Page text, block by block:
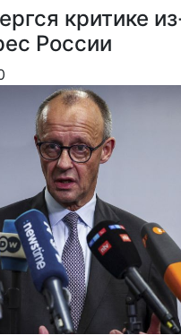
критике
России